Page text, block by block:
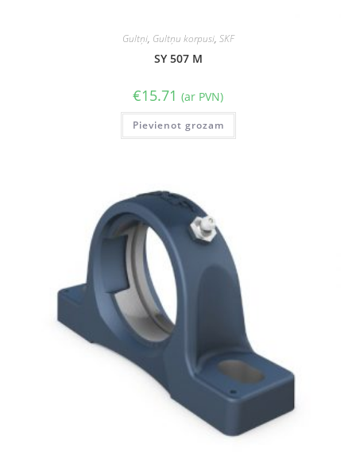
Gultņi, Gultņu korpusi, SKF
SY 507 M
€15.71 (ar PVN)
Pievienot grozam